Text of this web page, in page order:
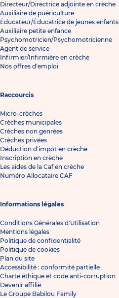
Directeur/Directrice adjointe en crèche
Auxiliaire de puériculture
Éducateur/Éducatrice de jeunes enfants
Auxiliaire petite enfance
Psychomotricien/Psychomotricienne
Agent de service
Infirmier/Infirmière en crèche
Nos offres d'emploi
Raccourcis
Micro-crèches
Crèches municipales
Crèches non genrées
Crèches privées
Déduction d'impôt en crèche
Inscription en crèche
Les aides de la Caf en crèche
Numéro Allocataire CAF
Informations légales
Conditions Générales d'Utilisation
Mentions légales
Politique de confidentialité
Politique de cookies
Plan du site
Accessibilité : conformité partielle
Charte éthique et code anti-corruption
Devenir affilié
Le Groupe Babilou Family